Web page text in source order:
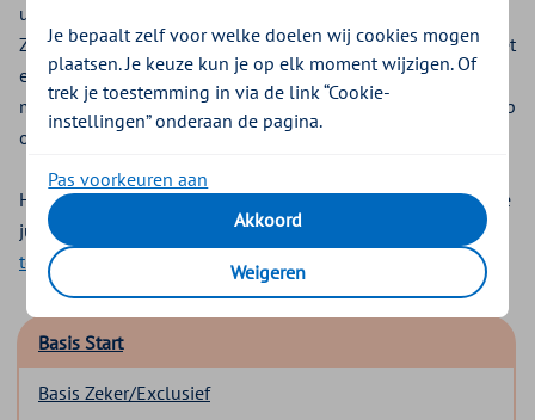
uit één van onze drie basisverzekeringen: Basis Start, Basis
Zeker, Basis Exclusief. Daarnaast heeft men vrije keuze uit het
eigen risico en de aanvullende verzekeringen. Zo zijn jouw
medewerkers altijd goed verzekerd en kunnen zij rekenen op
onze uitstekende dienstverlening.
Hebben jouw medewerkers hulp nodig bij het kiezen van de
juiste zorgverzekering? Dan kan de handige
toolin de premieberekening hierbij helpen.
Basis Start
Basis Zeker/Exclusief
Je bepaalt zelf voor welke doelen wij cookies mogen
plaatsen. Je keuze kun je op elk moment wijzigen. Of
trek je toestemming in via de link “Cookie-
instellingen” onderaan de pagina.
Pas voorkeuren aan
Akkoord
Weigeren